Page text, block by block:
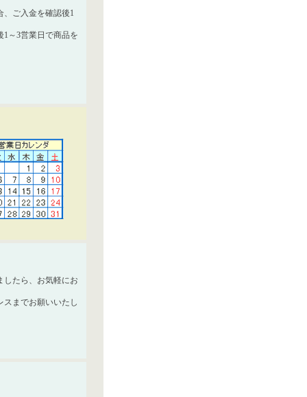
、ご入金を確認後1
～3営業日で商品を
したら、お気軽にお
スまでお願いいたし